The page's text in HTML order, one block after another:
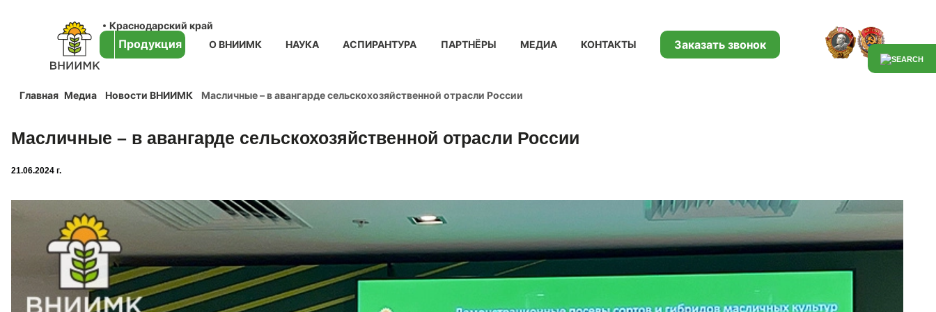
Краснодарский край
Продукция О ВНИИМК НАУКА АСПИРАНТУРА ПАРТНЁРЫ МЕДИА КОНТАКТЫ Заказать звонок
Главная Медиа Новости ВНИИМК Масличные – в авангарде сельскохозяйственной отрасли России
Масличные – в авангарде сельскохозяйственной отрасли России
21.06.2024 г.